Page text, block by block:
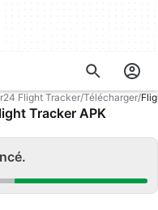
Flight Tracker Télécharger
Tracker APK